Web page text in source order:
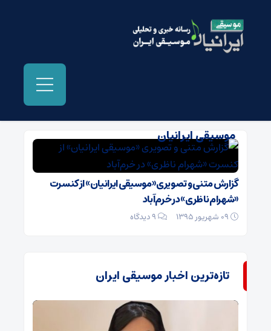
بایگانی‌ها عکسهای کنسرت شهرام ناظری -
موسیقی ایرانیان
گزارش متنی و تصویری «موسیقی ایرانیان» از کنسرت
«شهرام ناظری» در خرم‌آباد
۹ دیدگاه
تازه‌ترین اخبار موسیقی ایران